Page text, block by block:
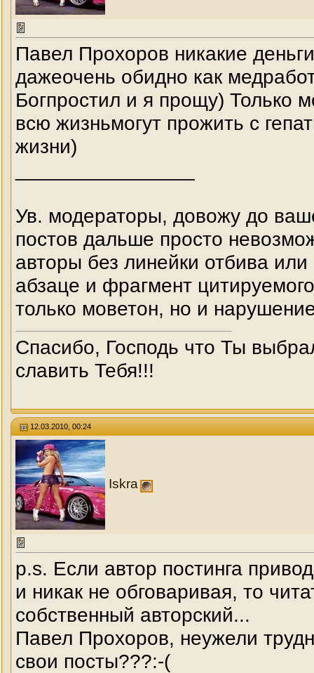
Павел Прохоров никакие
дажеочень обидно как
Богпростил и я прощу) Только
всю жизньмогут прожить с
жизни)
Ув. модераторы, довожу до
постов дальше просто
авторы без линейки отбива
абзаце и фрагмент
только моветон, но и
Спасибо, Господь что Ты
славить Тебя!!!
12.03.2010, 00:24
Iskra
p.s. Если автор постинга
и никак не обговаривая, то
собственный авторский...
Павел Прохоров, неужели
свои посты???:-(